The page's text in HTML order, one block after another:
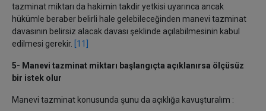
tazminat miktarı da hakimin takdir yetkisi uyarınca ancak
hükümle beraber belirli hale gelebileceğinden manevi tazminat
davasının belirsiz alacak davası şeklinde açılabilmesinin kabul
edilmesi gerekir. [11]
5- Manevi tazminat miktarı başlangıçta açıklanırsa ölçüsüz
bir istek olur
Manevi tazminat konusunda şunu da açıklığa kavuşturalım :